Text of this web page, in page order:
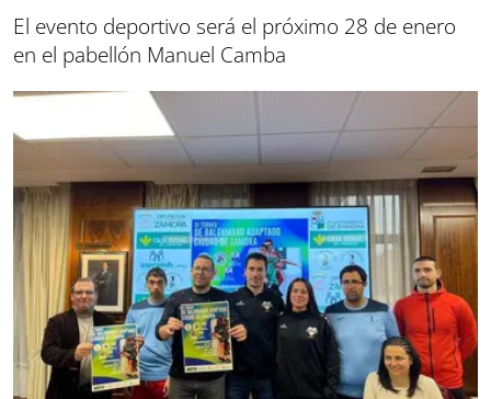
El evento deportivo será el próximo 28 de enero
en el pabellón Manuel Camba